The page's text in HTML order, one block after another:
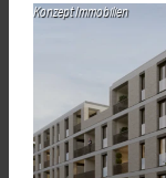
Konzept Immobilien